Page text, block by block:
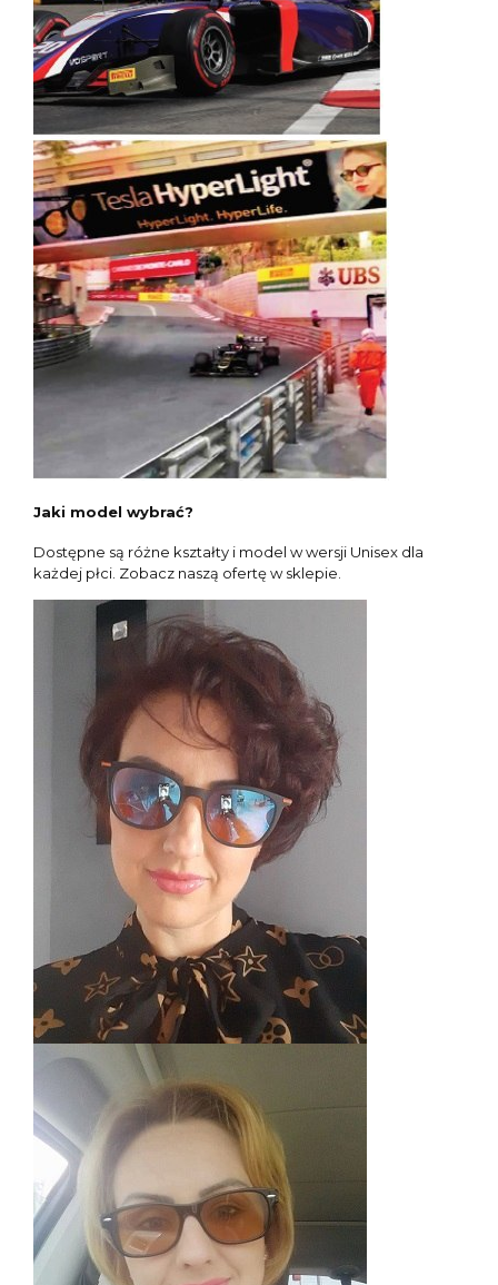
Jaki model wybrać?
Dostępne są różne kształty i model w wersji Unisex dla
każdej płci. Zobacz naszą ofertę w sklepie.